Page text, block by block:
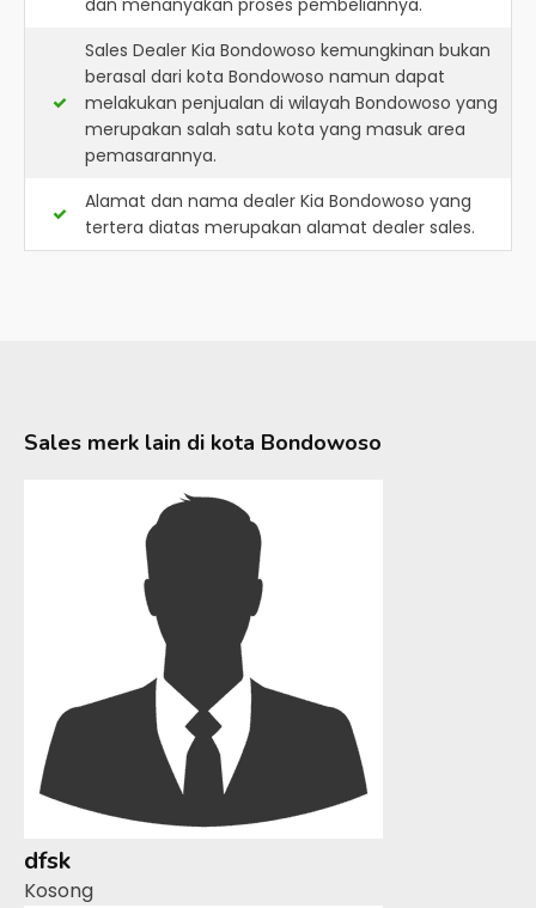
dan menanyakan proses pembeliannya.
Sales Dealer Kia Bondowoso kemungkinan bukan
berasal dari kota Bondowoso namun dapat
melakukan penjualan di wilayah Bondowoso yang
merupakan salah satu kota yang masuk area
pemasarannya.
Alamat dan nama dealer Kia Bondowoso yang
tertera diatas merupakan alamat dealer sales.
Sales merk lain di kota Bondowoso
dfsk
Kosong